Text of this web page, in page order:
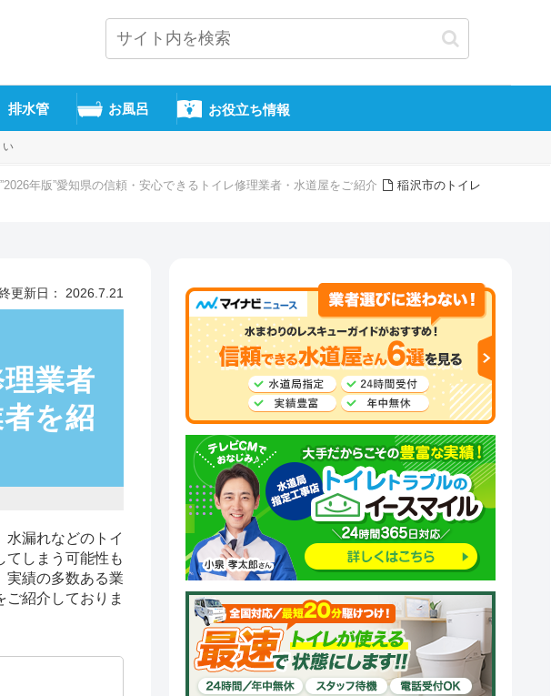
排水管 お風呂 お役立ち情報
い
”2026年版”愛知県の信頼・安心できるトイレ修理業者・水道屋をご紹介
稲沢市のトイレ
更新日： 2026.7.21
業者
を紹
漏れなどのトイ
てしまう可能性も
実績の多数ある業
紹介しておりま